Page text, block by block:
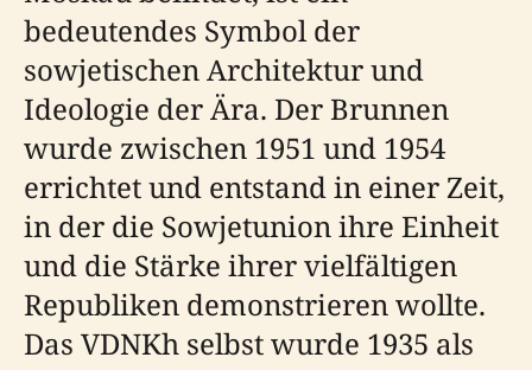
bedeutendes Symbol der
sowjetischen Architektur und
Ideologie der Ära. Der Brunnen
wurde zwischen 1951 und 1954
errichtet und entstand in einer Zeit,
in der die Sowjetunion ihre Einheit
und die Stärke ihrer vielfältigen
Republiken demonstrieren wollte.
Das VDNKh selbst wurde 1935 als